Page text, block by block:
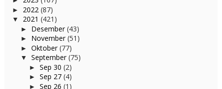
► 2022 (87)
▼ 2021 (421)
► Desember(43)
► November(51)
► Oktober(77)
▼ September(75)
► Sep 30 (2)
► Sep 27 (4)
► Sep 26 (1)